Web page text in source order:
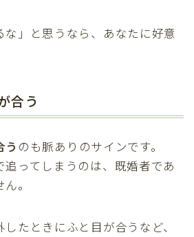
な」と思うなら、あなたに好意
合う
う のも脈ありのサインです。
ってしまうのは、既婚者であ
。
たときにふと目が合うなど、